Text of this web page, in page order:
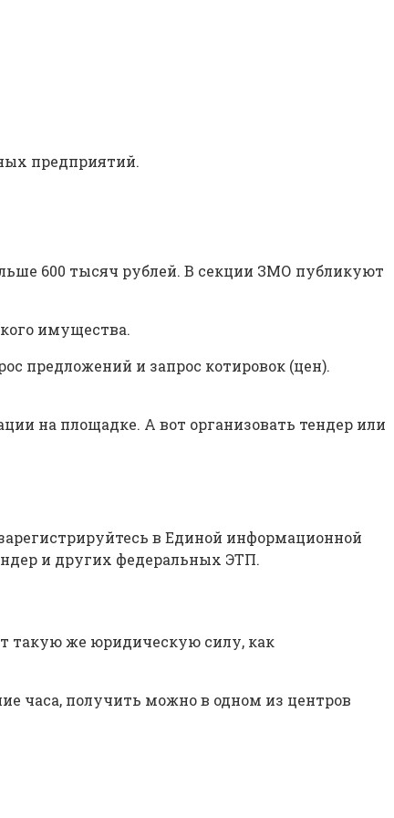
предприятий.
600 тысяч рублей. В секции ЗМО публикуют
имущества.
предложений и запрос котировок (цен).
на площадке. А вот организовать тендер или
в Единой информационной
и других федеральных ЭТП.
такую же юридическую силу, как
часа, получить можно в одном из центров